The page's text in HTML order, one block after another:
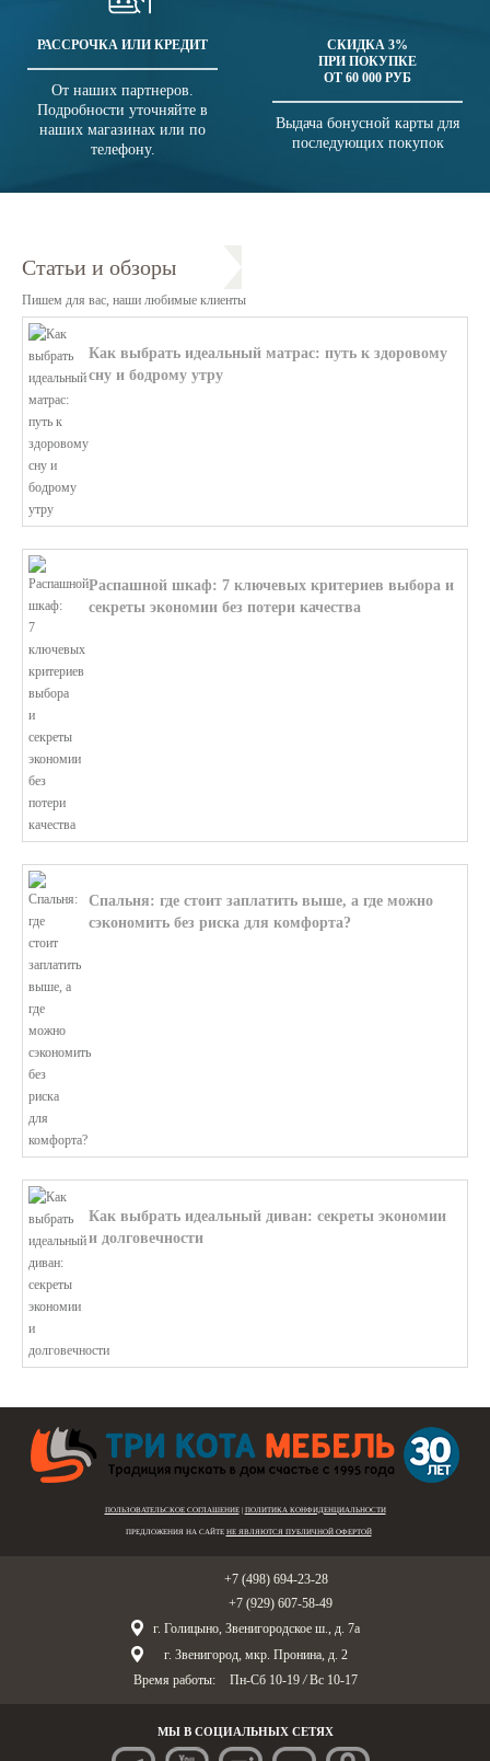
РАССРОЧКА ИЛИ КРЕДИТ
От наших партнеров.
Подробности уточняйте в
наших магазинах или по
телефону.
СКИДКА 3%
ПРИ ПОКУПКЕ
ОТ 60 000 РУБ
Выдача бонусной карты для
последующих покупок
Статьи и обзоры
Пишем для вас, наши любимые клиенты
Как выбрать идеальный матрас: путь к здоровому
сну и бодрому утру
Распашной шкаф: 7 ключевых критериев выбора и
секреты экономии без потери качества
Спальня: где стоит заплатить выше, а где можно
сэкономить без риска для комфорта?
Как выбрать идеальный диван: секреты экономии
и долговечности
ПОЛЬЗОВАТЕЛЬСКОЕ СОГЛАШЕНИЕ| ПОЛИТИКА КОНФИДЕНЦИАЛЬНОСТИ
ПРЕДЛОЖЕНИЯ НА САЙТЕ НЕ ЯВЛЯЮТСЯ ПУБЛИЧНОЙ ОФЕРТОЙ
+7 (498) 694-23-28
+7 (929) 607-58-49
г. Голицыно, Звенигородское ш., д. 7а
г. Звенигород, мкр. Пронина, д. 2
Время работы:
Пн-Сб 10-19 / Вс 10-17
МЫ В СОЦИАЛЬНЫХ СЕТЯХ